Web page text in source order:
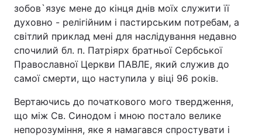
зобов`язує мене до кінця днів моїх служити її
духовно - релігійним і пастирським потребам, а
світлий приклад мені для наслідування недавно
спочилий бл. п. Патріярх братньої Сербської
Православної Церкви ПАВЛЕ, який служив до
самої смерти, що наступила у віці 96 років.
Вертаючись до початкового мого твердження,
що між Св. Синодом і мною постало велике
непорозуміння, яке я намагався спростувати і